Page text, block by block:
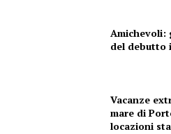
Amichevoli:
del debutto
Vacanze
mare di
locazioni